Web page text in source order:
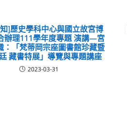
]歷史學科中心與國立故宮博
辦理111學年度專題 演講—宮
：「梵蒂岡宗座圖書館珍藏暨
藏書特展」導覽與專題講座
2023-03-31